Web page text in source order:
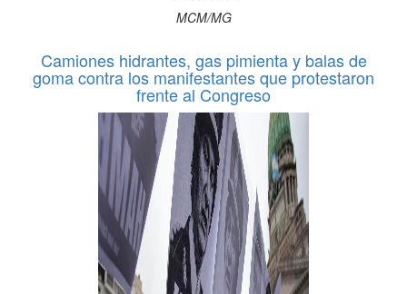
MCM/MG
Camiones hidrantes, gas pimienta y balas de
goma contra los manifestantes que protestaron
frente al Congreso